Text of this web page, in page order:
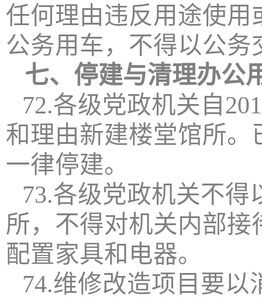
任何理由违反用途使
公务用车，不得以公
七、停建与清理办公
72.各级党政机关自
和理由新建楼堂馆所
一律停建。
73.各级党政机关不
所，不得对机关内部
配置家具和电器。
74.维修改造项目要